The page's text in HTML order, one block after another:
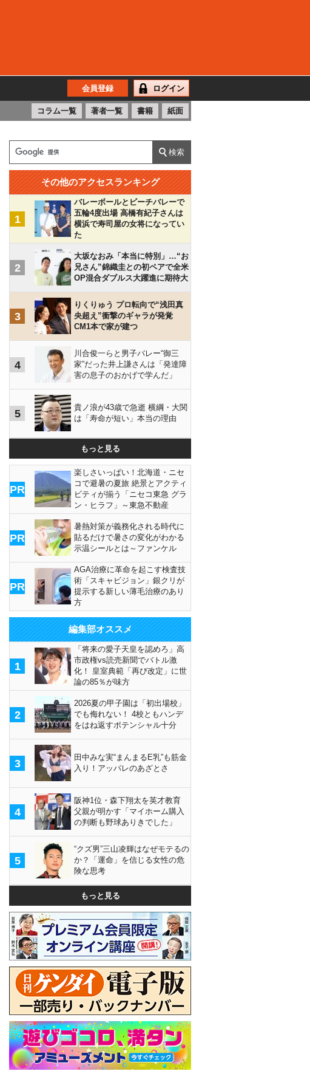
会員登録 ログイン
コラム一覧 著者一覧 書籍 紙面
その他のアクセスランキング
1
バレーボールとビーチバレーで
五輪4度出場 高橋有紀子さんは
横浜で寿司屋の女将になってい
た
2
大坂なおみ「本当に特別」…“お
兄さん”錦織圭との初ペアで全米
OP混合ダブルス大躍進に期待大
3
りくりゅう プロ転向で“浅田真
央超え”衝撃のギャラが発覚
CM1本で家が建つ
4
川合俊一らと男子バレー“御三
家”だった井上謙さんは「発達障
害の息子のおかげで学んだ」
5
貴ノ浪が43歳で急逝 横綱・大関
は「寿命が短い」本当の理由
もっと見る
PR
楽しさいっぱい！北海道・ニセ
コで避暑の夏旅 絶景とアクティ
ビティが揃う「ニセコ東急 グラ
ン・ヒラフ」～東急不動産
PR
暑熱対策が義務化される時代に
貼るだけで暑さの変化がわかる
示温シールとは～ファンケル
PR
AGA治療に革命を起こす検査技
術「スキャビジョン」銀クリが
提示する新しい薄毛治療のあり
方
編集部オススメ
1
「将来の愛子天皇を認めろ」高
市政権vs読売新聞でバトル激
化！ 皇室典範「再び改定」に世
論の85％が味方
2
2026夏の甲子園は「初出場校」
でも侮れない！ 4校ともハンデ
をはね返すポテンシャル十分
3
田中みな実“まんまるE乳”も筋金
入り！アッパレのあざとさ
4
阪神1位・森下翔太を英才教育
父親が明かす「マイホーム購入
の判断も野球ありきでした」
5
“クズ男”三山凌輝はなぜモテるの
か？「運命」を信じる女性の危
険な思考
もっと見る